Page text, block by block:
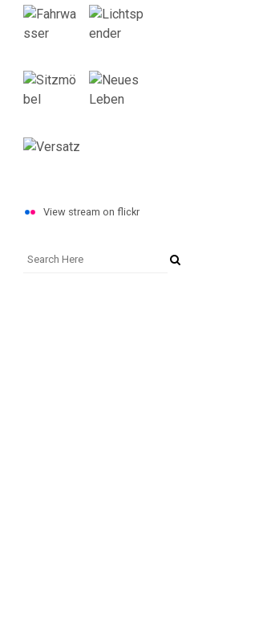
View stream on flickr